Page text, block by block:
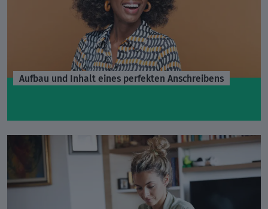
Aufbau und Inhalt eines perfekten Anschreibens